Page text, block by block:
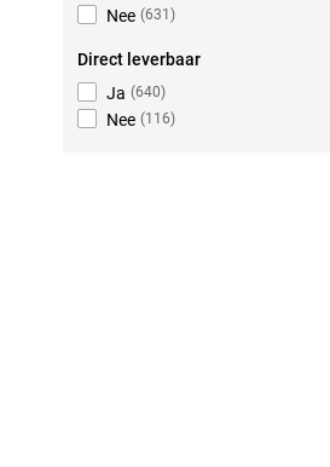
Nee (631 )
Direct leverbaar
Ja (640)
Nee (116)